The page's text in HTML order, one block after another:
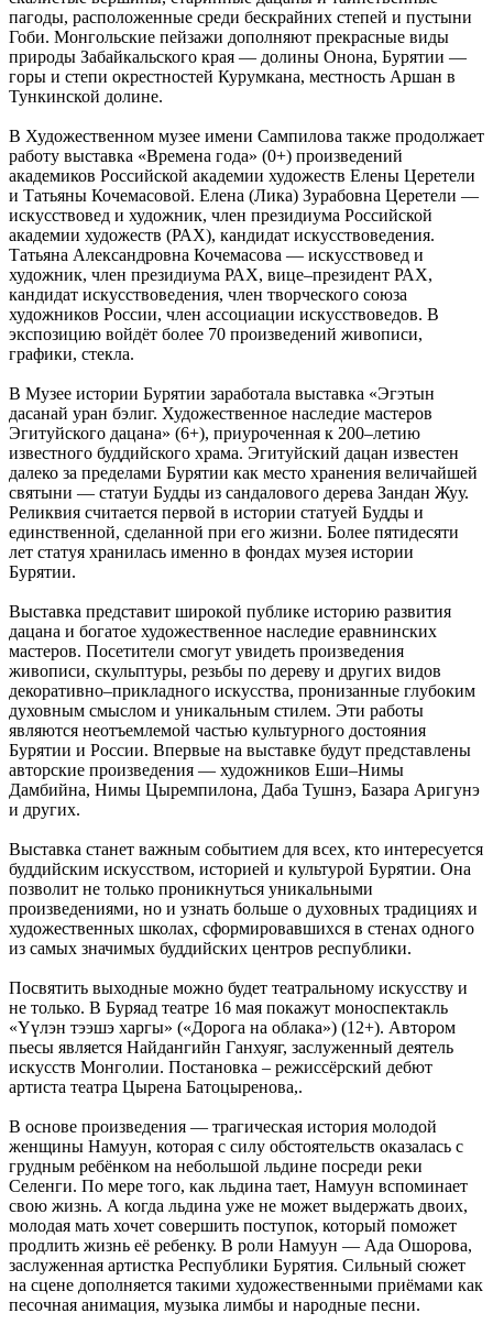
пагоды, расположенные среди бескрайних степей и пустыни
Гоби. Монгольские пейзажи дополняют прекрасные виды
природы Забайкальского края — долины Онона, Бурятии —
горы и степи окрестностей Курумкана, местность Аршан в
Тункинской долине.
В Художественном музее имени Сампилова также продолжает
работу выставка «Времена года» (0+) произведений
академиков Российской академии художеств Елены Церетели
и Татьяны Кочемасовой. Елена (Лика) Зурабовна Церетели —
искусствовед и художник, член президиума Российской
академии художеств (РАХ), кандидат искусствоведения.
Татьяна Александровна Кочемасова — искусствовед и
художник, член президиума РАХ, вице–президент РАХ,
кандидат искусствоведения, член творческого союза
художников России, член ассоциации искусствоведов. В
экспозицию войдёт более 70 произведений живописи,
графики, стекла.
В Музее истории Бурятии заработала выставка «Эгэтын
дасанай уран бэлиг. Художественное наследие мастеров
Эгитуйского дацана» (6+), приуроченная к 200–летию
известного буддийского храма. Эгитуйский дацан известен
далеко за пределами Бурятии как место хранения величайшей
святыни — статуи Будды из сандалового дерева Зандан Жуу.
Реликвия считается первой в истории статуей Будды и
единственной, сделанной при его жизни. Более пятидесяти
лет статуя хранилась именно в фондах музея истории
Бурятии.
Выставка представит широкой публике историю развития
дацана и богатое художественное наследие еравнинских
мастеров. Посетители смогут увидеть произведения
живописи, скульптуры, резьбы по дереву и других видов
декоративно–прикладного искусства, пронизанные глубоким
духовным смыслом и уникальным стилем. Эти работы
являются неотъемлемой частью культурного достояния
Бурятии и России. Впервые на выставке будут представлены
авторские произведения — художников Еши–Нимы
Дамбийна, Нимы Цыремпилона, Даба Тушнэ, Базара Аригунэ
и других.
Выставка станет важным событием для всех, кто интересуется
буддийским искусством, историей и культурой Бурятии. Она
позволит не только проникнуться уникальными
произведениями, но и узнать больше о духовных традициях и
художественных школах, сформировавшихся в стенах одного
из самых значимых буддийских центров республики.
Посвятить выходные можно будет театральному искусству и
не только. В Буряад театре 16 мая покажут моноспектакль
«Үүлэн тээшэ харгы» («Дорога на облака») (12+). Автором
пьесы является Найдангийн Ганхуяг, заслуженный деятель
искусств Монголии. Постановка – режиссёрский дебют
артиста театра Цырена Батоцыренова,.
В основе произведения — трагическая история молодой
женщины Намуун, которая с силу обстоятельств оказалась с
грудным ребёнком на небольшой льдине посреди реки
Селенги. По мере того, как льдина тает, Намуун вспоминает
свою жизнь. А когда льдина уже не может выдержать двоих,
молодая мать хочет совершить поступок, который поможет
продлить жизнь её ребенку. В роли Намуун — Ада Ошорова,
заслуженная артистка Республики Бурятия. Сильный сюжет
на сцене дополняется такими художественными приёмами как
песочная анимация, музыка лимбы и народные песни.